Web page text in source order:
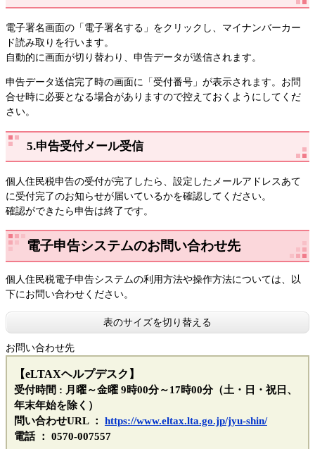
電子署名画面の「電子署名する」をクリックし、マイナンバーカー
ド読み取りを行います。
自動的に画面が切り替わり、申告データが送信されます。
申告データ送信完了時の画面に「受付番号」が表示されます。お問
合せ時に必要となる場合がありますので控えておくようにしてくだ
さい。
5.申告受付メール受信
個人住民税申告の受付が完了したら、設定したメールアドレスあて
に受付完了のお知らせが届いているかを確認してください。
確認ができたら申告は終了です。
電子申告システムのお問い合わせ先
個人住民税電子申告システムの利用方法や操作方法については、以
下にお問い合わせください。
表のサイズを切り替える
お問い合わせ先
【eLTAXヘルプデスク】
​受付時間 : 月曜～金曜 9時00分～17時00分（土・日・祝日、
年末年始を除く）
​問い合わせURL ： https://www.eltax.lta.go.jp/jyu-shin/
電話 ： 0570-007557